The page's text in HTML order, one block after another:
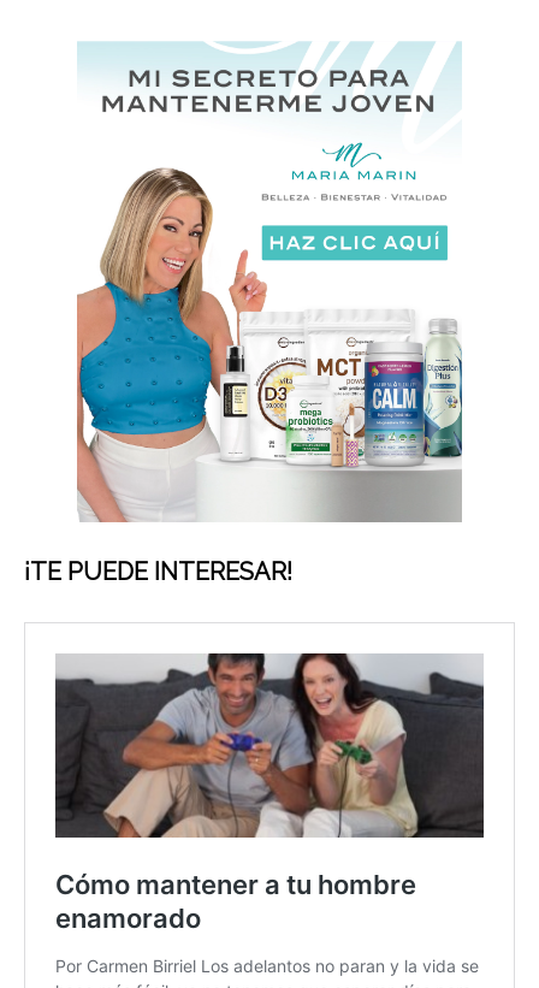
¡TE PUEDE INTERESAR!